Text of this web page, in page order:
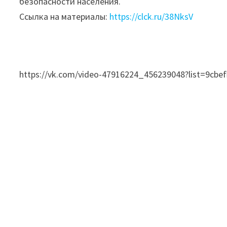
Ссылка на материалы: https://clck.ru/38NksV
https://vk.com/video-